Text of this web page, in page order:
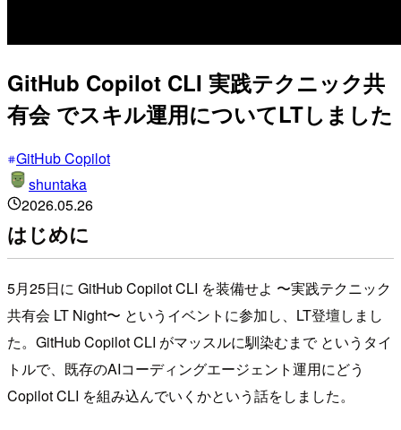
GitHub Copilot CLI 実践テクニック共
有会 でスキル運用についてLTしました
GitHub Copilot
shuntaka
2026.05.26
はじめに
5月25日に GitHub Copilot CLI を装備せよ 〜実践テクニック
共有会 LT Night〜 というイベントに参加し、LT登壇しまし
た。GitHub Copilot CLI がマッスルに馴染むまで というタイ
トルで、既存のAIコーディングエージェント運用にどう
Copilot CLI を組み込んでいくかという話をしました。